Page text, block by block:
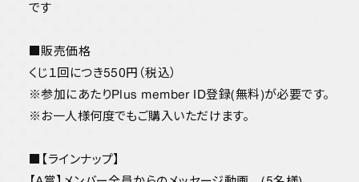
です
■販売価格
くじ１回につき550円（税込）
※参加にあたりPlus member ID登録(無料)が必要です。
※お一人様何度でもご購入いただけます。
■【ラインナップ】